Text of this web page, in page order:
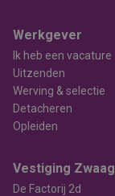
Werkgever
Ik heb een vacature
Uitzenden
Werving & selectie
Detacheren
Opleiden
Vestiging Zwaag
De Factorij 2d